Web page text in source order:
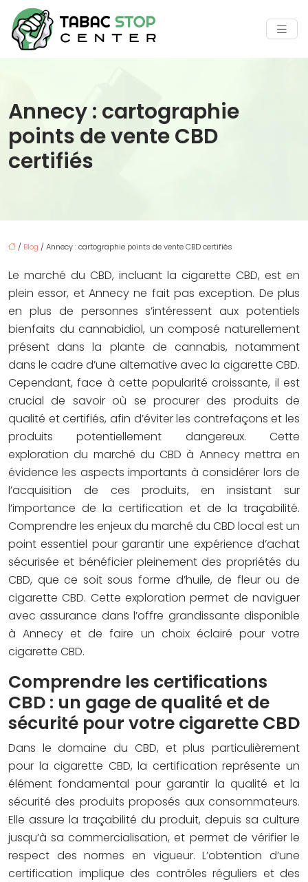
Annecy : cartographie
points de vente CBD
certifiés
/ Blog / Annecy : cartographie points de vente CBD certifiés
Le marché du CBD, incluant la cigarette CBD, est en
plein essor, et Annecy ne fait pas exception. De plus
en plus de personnes s’intéressent aux potentiels
bienfaits du cannabidiol, un composé naturellement
présent dans la plante de cannabis, notamment
dans le cadre d’une alternative avec la cigarette CBD.
Cependant, face à cette popularité croissante, il est
crucial de savoir où se procurer des produits de
qualité et certifiés, afin d’éviter les contrefaçons et les
produits potentiellement dangereux. Cette
exploration du marché du CBD à Annecy mettra en
évidence les aspects importants à considérer lors de
l’acquisition de ces produits, en insistant sur
l’importance de la certification et de la traçabilité.
Comprendre les enjeux du marché du CBD local est un
point essentiel pour garantir une expérience d’achat
sécurisée et bénéficier pleinement des propriétés du
CBD, que ce soit sous forme d’huile, de fleur ou de
cigarette CBD. Cette exploration permet de naviguer
avec assurance dans l’offre grandissante disponible
à Annecy et de faire un choix éclairé pour votre
cigarette CBD.
Comprendre les certifications
CBD : un gage de qualité et de
sécurité pour votre cigarette CBD
Dans le domaine du CBD, et plus particulièrement
pour la cigarette CBD, la certification représente un
élément fondamental pour garantir la qualité et la
sécurité des produits proposés aux consommateurs.
Elle assure la traçabilité du produit, depuis sa culture
jusqu’à sa commercialisation, et permet de vérifier le
respect des normes en vigueur. L’obtention d’une
certification implique des contrôles réguliers et des